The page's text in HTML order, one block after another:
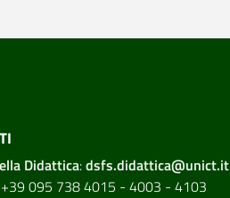
Didattica:dsfs.didattica@unict.it
095 738 4015 - 4003 - 4103